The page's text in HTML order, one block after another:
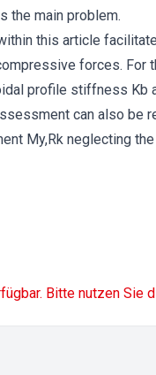
the main problem.
this article
forces.
profile stiffness Kb
can also be
My,Rk neglecting
Bitte nutzen Sie